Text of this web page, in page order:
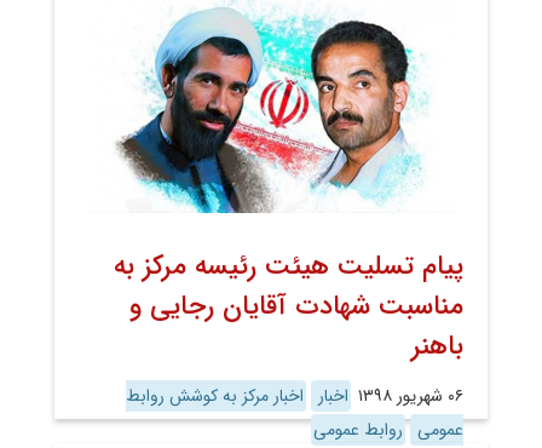
پیام تسلیت هیئت رئیسه مرکز به
مناسبت شهادت آقایان رجایی و
باهنر
۰۶ شهریور ۱۳۹۸ اخبار
اخبار مرکز به کوشش روابط
عمومی روابط عمومی